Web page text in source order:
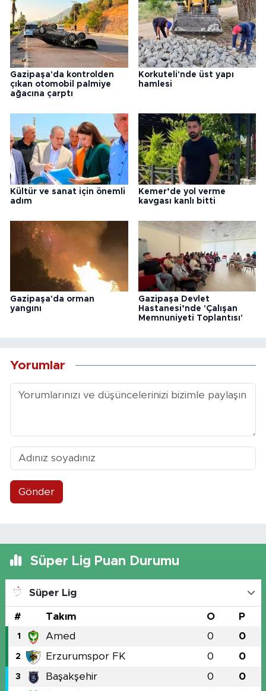
Gazipaşa'da kontrolden
çıkan otomobil palmiye
ağacına çarptı
Korkuteli'nde üst yapı
hamlesi
Kültür ve sanat için önemli
adım
Kemer’de yol verme
kavgası kanlı bitti
Gazipaşa'da orman
yangını
Gazipaşa Devlet
Hastanesi’nde 'Çalışan
Memnuniyeti Toplantısı'
Yorumlar
Gönder
Süper Lig Puan Durumu
Süper Lig
# Takım O P
1 Amed 0 0
2 Erzurumspor FK 0 0
3 Başakşehir 0 0